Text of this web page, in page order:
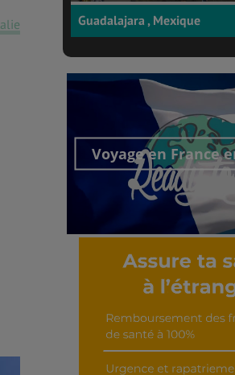
Guadalajara , Mexique
Voyage en France